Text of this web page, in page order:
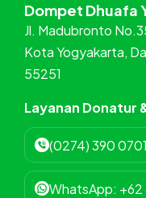
Dompet Dhuafa
Jl. Madubronto
Kota Yogyakarta,
55251
Layanan Donatur
(0274) 390
WhatsApp: